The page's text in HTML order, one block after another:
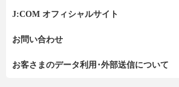
J:COM オフィシャルサイト
お問い合わせ
お客さまのデータ利用･外部送信について